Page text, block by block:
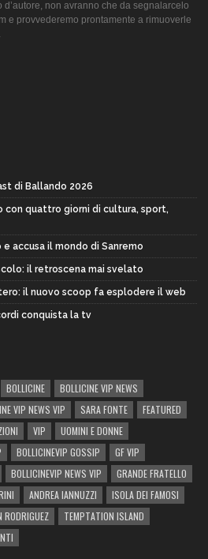
non avranno che da segnalarcelo
e provvederemo prontamente a rimuoverle
di Ballando 2026
con quattro giorni di cultura, sport,
accusa il mondo di Sanremo
il retroscena mai svelato
il nuovo scoop fa esplodere il web
conquista la tv
BOLLICINE
BOLLICINE VIP NEWS
VIP NEWS VIP SARA FONTE
FEATURED
VIP
UOMINI E DONNE
BOLLICINEVIP GOSSIP
GF VIP
BOLLICINEVIP NEWS VIP
GRANDE FRATELLO
ANDREA IANNUZZI
ISOLA DEI FAMOSI
RODRIGUEZ
TEMPTATION ISLAND